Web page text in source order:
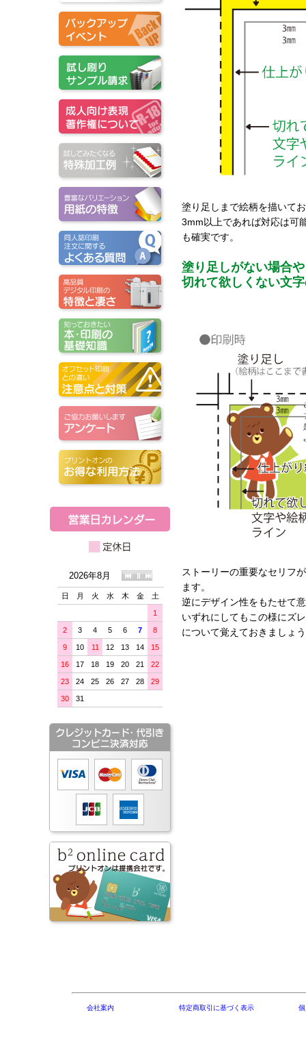
2026年8月
日 月 火 水 木 金 土
1
2 3 4 5 6 7 8
9 10 11 12 13 14 15
16 17 18 19 20 21 22
23 24 25 26 27 28 29
30 31
塗り足しまで絵柄を描いて
3mm以上であれば対応は可
も確実です。
塗り足しがない場合
切れて欲しくない文
ストーリーの重要なセリフ
ます。
逆にデザイン性をもたせて
いずれにしてもこの様にズ
について覚えておきましょ
会社案内 特定商取引に基づく表示